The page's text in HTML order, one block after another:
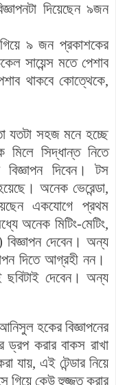
দিয়েছেন ৯জন
গিয়ে ৯ জন প্রকাশকের
সায়েন্স মতে পেশাব
থাকবে কোত্থেকে,
যতটা সহজ মনে হচ্ছে
সিদ্ধান্ত নিতে
দিবেন। টস
অনেক ভেরেন্ডা,
একযোগে প্রথম
অনেক মিটিং-মেটিং,
বিজ্ঞাপন দেবেন। অন্য
দিতে আগ্রহী নন।
দেবেন। অন্য
হকের বিজ্ঞাপনের
ড্রপ করার বাকস রাখা
এই টেন্ডার নিয়ে
গিয়ে কেউ হুজ্জত করার